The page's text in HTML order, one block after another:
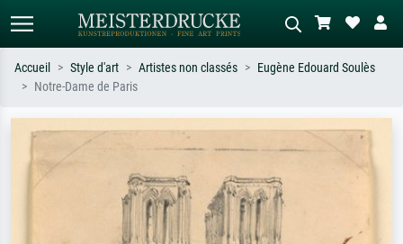
Recherchez par artiste, titre ou style –
ex. Monet, Nuit étoilée,
impressionnisme, vague de Hokusai,
Décrivez la scène – ex. prairie verte,
abstrait avec beaucoup de rouge,
tableau sombre, nu debout près d'un
Accueil Style d'art Artistes non classés
Eugène Edouard Soulès
Notre-Dame de Paris